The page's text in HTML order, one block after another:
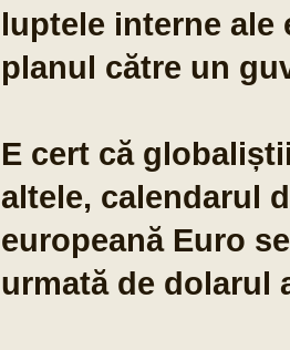
luptele interne ale
planul către un
E cert că
altele, calendarul
europeană Euro
urmată de dolarul